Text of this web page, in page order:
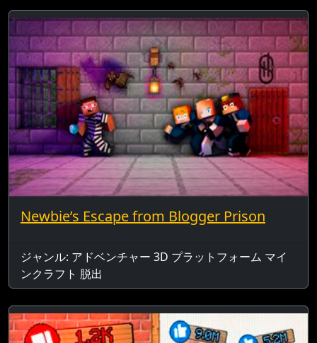
Newbie’s Escape from Blogger Prison
ジャンル: アドベンチャー 3D プラットフォーム マイ
ンクラフト 脱出